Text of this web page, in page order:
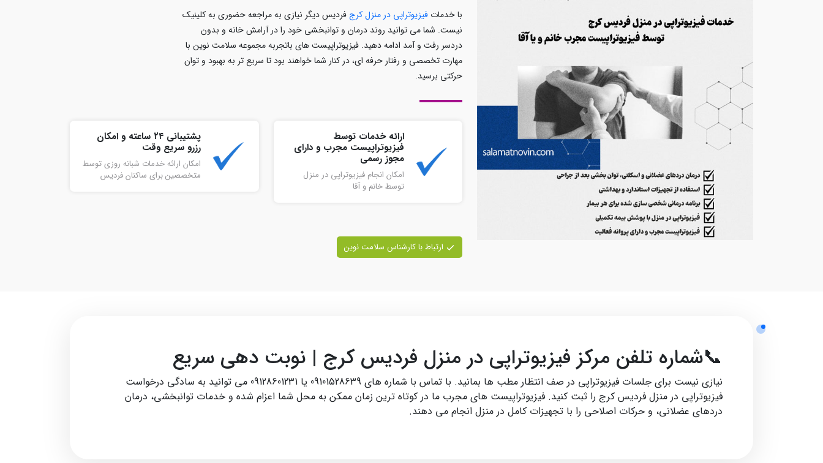
با خدمات فیزیوتراپی در منزل کرجفردیس دیگر نیازی به مراجعه حضوری به کلینیک
نیست. شما می‌ توانید روند درمان و توانبخشی خود را در آرامش خانه و بدون
دردسر رفت‌ و آمد ادامه دهید. فیزیوتراپیست‌ های باتجربه مجموعه سلامت نوین با
مهارت تخصصی و رفتار حرفه‌ ای، در کنار شما خواهند بود تا سریع‌ تر به بهبود و توان
حرکتی برسید.
ارائه خدمات توسط
فیزیوتراپیست مجرب و دارای
مجوز رسمی
امکان انجام فیزیوتراپی در منزل
توسط خانم و آقا
پشتیبانی ۲۴ ساعته و امکان
رزرو سریع وقت
امکان ارائه خدمات شبانه روزی توسط
متخصصین برای ساکنان فردیس
ارتباط با کارشناس سلامت نوین
📞شماره تلفن مرکز فیزیوتراپی در منزل فردیس کرج | نوبت‌ دهی سریع
نیازی نیست برای جلسات فیزیوتراپی در صف انتظار مطب‌ ها بمانید. با تماس با شماره‌ های 09101528639 یا 09128601231 می‌ توانید به‌ سادگی درخواست
فیزیوتراپی در منزل فردیس کرج را ثبت کنید. فیزیوتراپیست‌ های مجرب ما در کوتاه‌ ترین زمان ممکن به محل شما اعزام شده و خدمات توانبخشی، درمان
دردهای عضلانی، و حرکات اصلاحی را با تجهیزات کامل در منزل انجام می‌ دهند.